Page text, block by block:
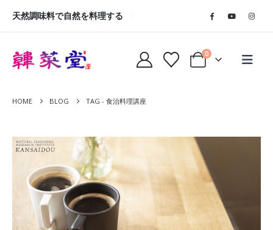
天然調味料で自然を料理する
0
HOME BLOG TAG - 食治料理講座